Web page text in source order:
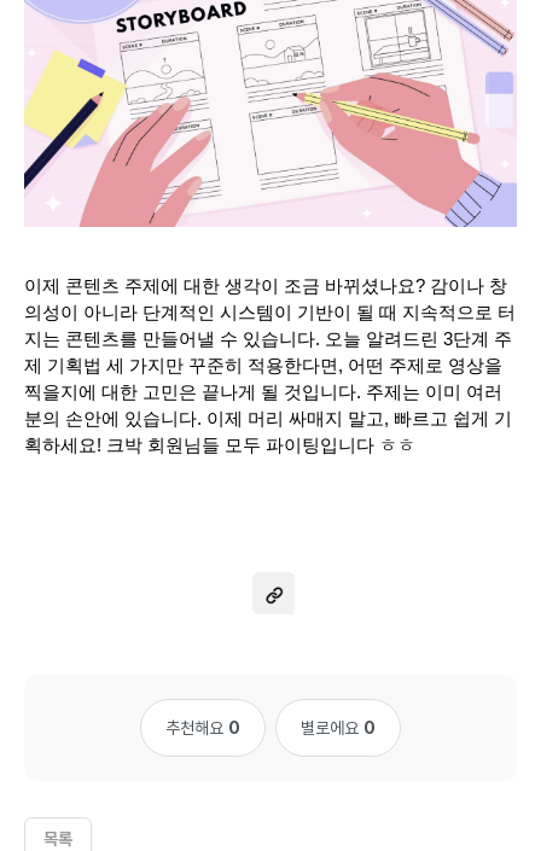
이제 콘텐츠 주제에 대한 생각이 조금 바뀌셨나요? 감이나 창
의성이 아니라 단계적인 시스템이 기반이 될 때 지속적으로 터
지는 콘텐츠를 만들어낼 수 있습니다. 오늘 알려드린 3단계 주
제 기획법 세 가지만 꾸준히 적용한다면, 어떤 주제로 영상을
찍을지에 대한 고민은 끝나게 될 것입니다. 주제는 이미 여러
분의 손안에 있습니다. 이제 머리 싸매지 말고, 빠르고 쉽게 기
획하세요! 크박 회원님들 모두 파이팅입니다 ㅎㅎ
추천해요 0 별로에요 0
목록